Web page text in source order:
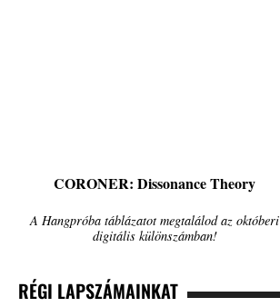
CORONER: Dissonance Theory
A Hangpróba táblázatot megtalálod az októberi
digitális különszámban!
RÉGI LAPSZÁMAINKAT